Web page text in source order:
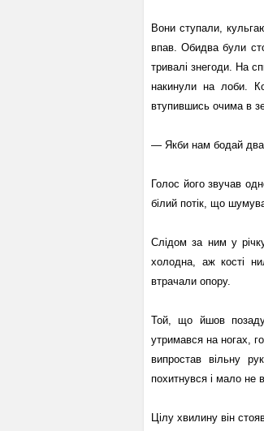
Вони ступали,
впав. Обидва були
тривалі знегоди. На
накинули на лоби.
втупившись очима в
— Якби нам бодай два
Голос його звучав
білий потік, що
Слідом за ним у
холодна, аж кості
втрачали опору.
Той, що йшов
утримався на ногах,
випростав вільну
похитнувся і мало не
Цілу хвилину він